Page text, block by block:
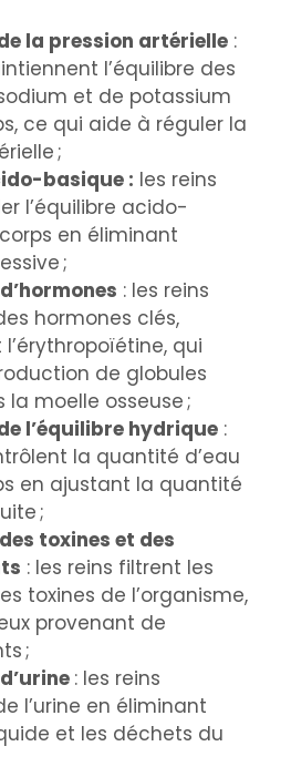
la pression artérielle :
l’équilibre des
et de potassium
ce qui aide à réguler la
;
basique : les reins
l’équilibre acido-
en éliminant
;
: les reins
hormones clés,
qui
de globules
la moelle osseuse ;
l’équilibre hydrique :
la quantité d’eau
en ajustant la quantité
;
toxines et des
: les reins filtrent les
toxines de l’organisme,
provenant de
;
: les reins
l’urine en éliminant
et les déchets du